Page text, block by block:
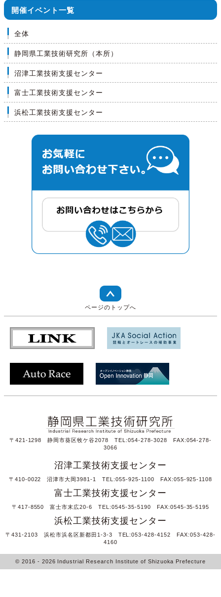
開催イベント一覧
全体
静岡県工業技術研究所（本所）
沼津工業技術支援センター
富士工業技術支援センター
浜松工業技術支援センター
ページのトップへ
〒421-1298 静岡市葵区牧ケ谷2078 TEL:054-278-3028 FAX:054-278-
3066
沼津工業技術支援センター
〒410-0022 沼津市大岡3981-1 TEL:055-925-1100 FAX:055-925-1108
富士工業技術支援センター
〒417-8550 富士市末広20-6 TEL:0545-35-5190 FAX:0545-35-5195
浜松工業技術支援センター
〒431-2103 浜松市浜名区新都田1-3-3 TEL:053-428-4152 FAX:053-428-
4160
© 2016 - 2026 Industrial Research Institute of Shizuoka Prefecture